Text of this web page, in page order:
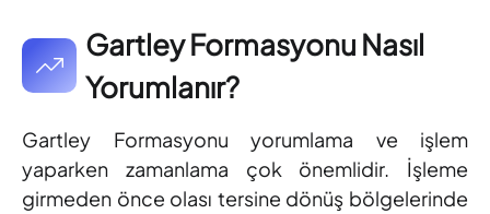
Gartley Formasyonu Nasıl
Yorumlanır?
Gartley Formasyonu yorumlama ve işlem
yaparken zamanlama çok önemlidir. İşleme
girmeden önce olası tersine dönüş bölgelerinde